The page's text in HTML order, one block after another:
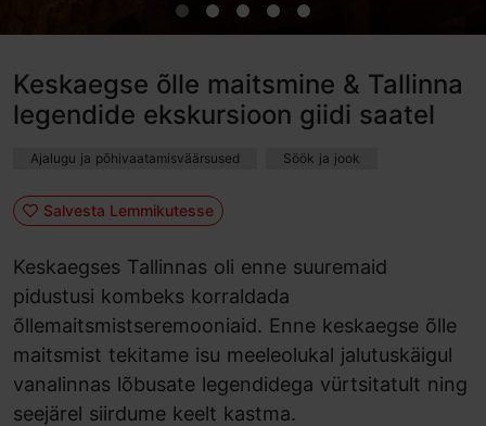
Keskaegse õlle maitsmine & Tallinna
legendide ekskursioon giidi saatel
Ajalugu ja põhivaatamisväärsused Söök ja jook
Salvesta Lemmikutesse
Keskaegses Tallinnas oli enne suuremaid
pidustusi kombeks korraldada
õllemaitsmistseremooniaid. Enne keskaegse õlle
maitsmist tekitame isu meeleolukal jalutuskäigul
vanalinnas lõbusate legendidega vürtsitatult ning
seejärel siirdume keelt kastma.